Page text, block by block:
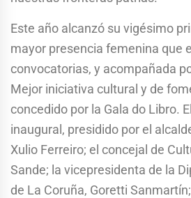
Este año alcanzó su vigésimo
mayor presencia femenina que
convocatorias, y acompañada
Mejor iniciativa cultural y de
concedido por la Gala do Libro.
inaugural, presidido por el
Xulio Ferreiro; el concejal de
Sande; la vicepresidenta de la
de La Coruña, Goretti